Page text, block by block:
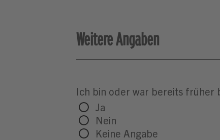
Weitere Angaben
Ich bin oder war bereits früher
Ja
Nein
Keine Angabe